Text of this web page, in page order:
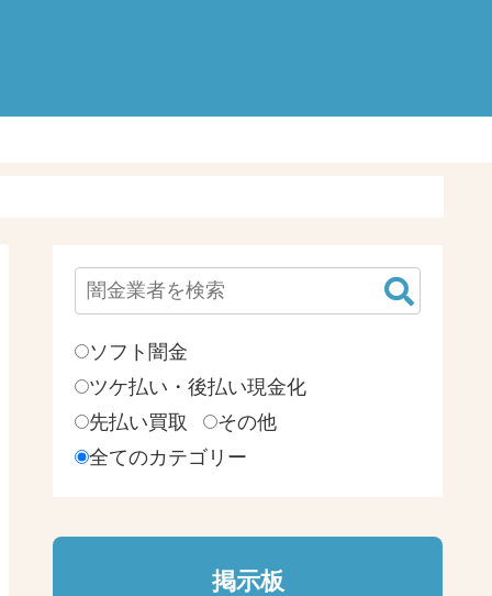
検
索:
ソフト闇金
ツケ払い・後払い現金化
先払い買取
その他
全てのカテゴリー
掲示板